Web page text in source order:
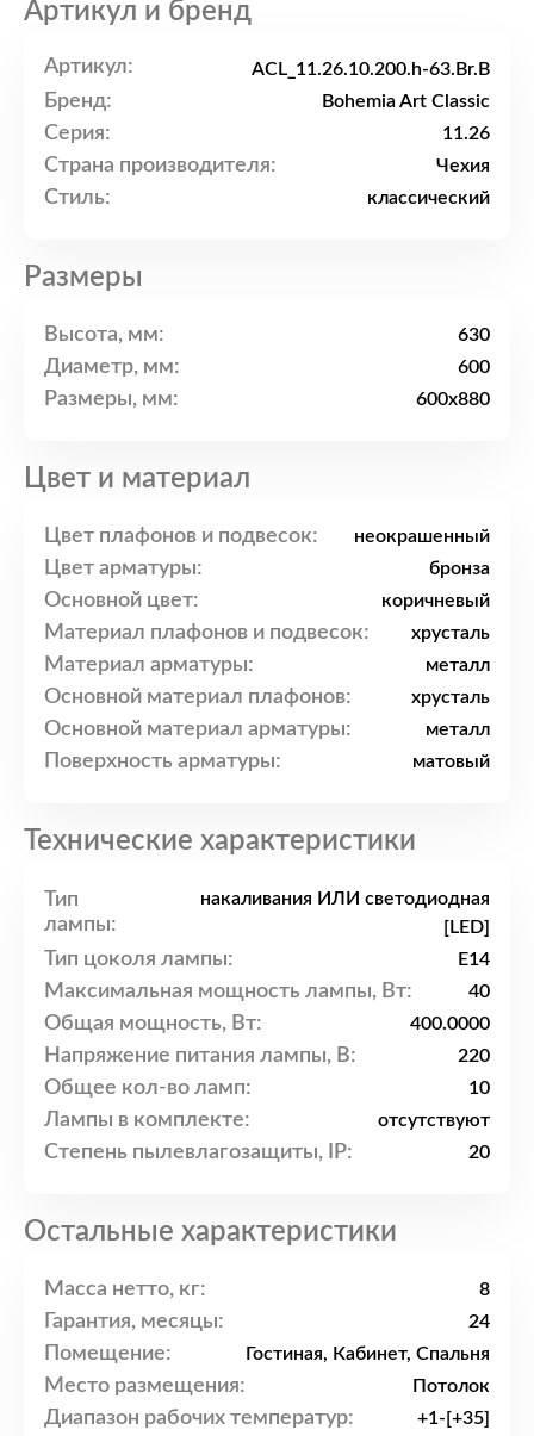
Артикул и бренд
Артикул: ACL_11.26.10.200.h-63.Br.B
Бренд: Bohemia Art Classic
Серия: 11.26
Страна производителя: Чехия
Стиль: классический
Размеры
Высота, мм: 630
Диаметр, мм: 600
Размеры, мм: 600x880
Цвет и материал
Цвет плафонов и подвесок: неокрашенный
Цвет арматуры: бронза
Основной цвет: коричневый
Материал плафонов и подвесок: хрусталь
Материал арматуры: металл
Основной материал плафонов: хрусталь
Основной материал арматуры: металл
Поверхность арматуры: матовый
Технические характеристики
Тип
лампы:
накаливания ИЛИ светодиодная
[LED]
Тип цоколя лампы: E14
Максимальная мощность лампы, Вт: 40
Общая мощность, Вт: 400.0000
Напряжение питания лампы, В: 220
Общее кол-во ламп: 10
Лампы в комплекте: отсутствуют
Степень пылевлагозащиты, IP: 20
Остальные характеристики
Масса нетто, кг: 8
Гарантия, месяцы: 24
Помещение: Гостиная, Кабинет, Спальня
Место размещения: Потолок
Диапазон рабочих температур: +1-[+35]